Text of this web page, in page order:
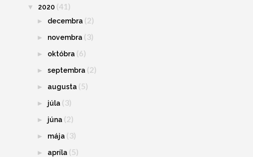
▼ 2020 (41)
► decembra (2)
► novembra (3)
► októbra (6)
►septembra (2)
► augusta (5)
► júla (3)
► júna (2)
► mája (3)
► apríla (5)